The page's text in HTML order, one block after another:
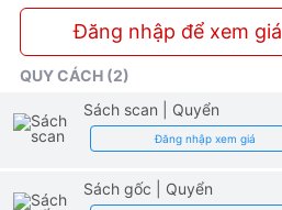
Đăng nhập để xem giá
QUY CÁCH (2)
Sách scan
| Quyển
Đăng nhập xem giá
Sách gốc | Quyển